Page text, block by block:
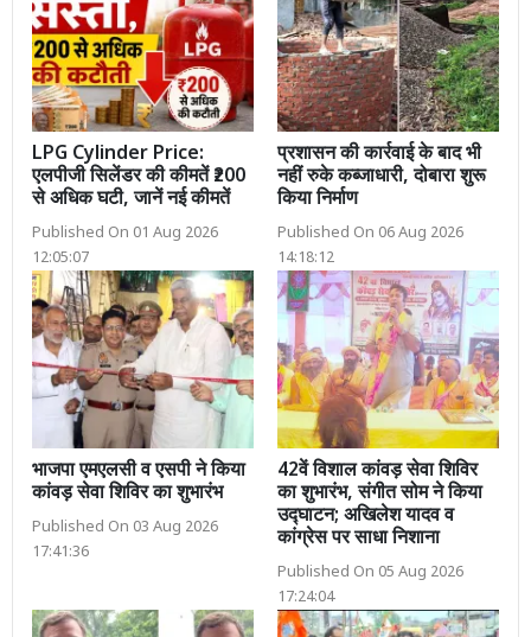
LPG Cylinder Price:
एलपीजी सिलेंडर की कीमतें ₹200
से अधिक घटी, जानें नई कीमतें
Published On 01 Aug 2026
12:05:07
प्रशासन की कार्रवाई के बाद भी
नहीं रुके कब्जाधारी, दोबारा शुरू
किया निर्माण
Published On 06 Aug 2026
14:18:12
भाजपा एमएलसी व एसपी ने किया
कांवड़ सेवा शिविर का शुभारंभ
Published On 03 Aug 2026
17:41:36
42वें विशाल कांवड़ सेवा शिविर
का शुभारंभ, संगीत सोम ने किया
उद्घाटन; अखिलेश यादव व
कांग्रेस पर साधा निशाना
Published On 05 Aug 2026
17:24:04